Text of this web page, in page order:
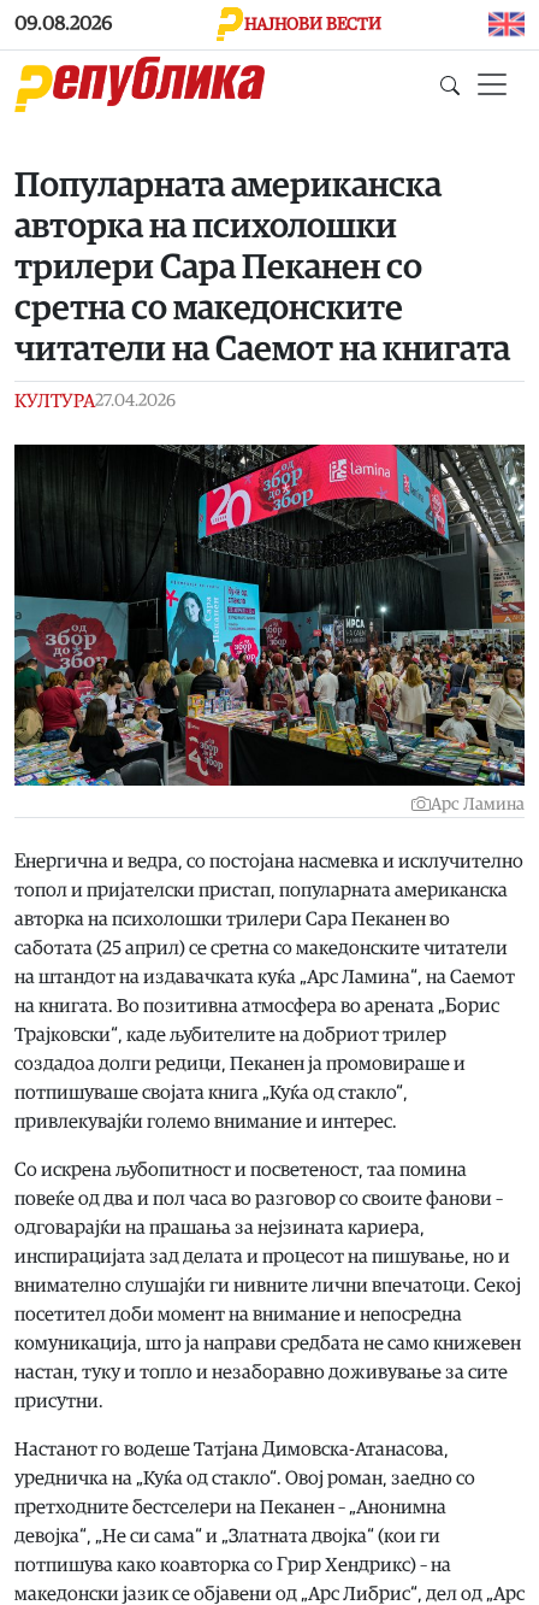
Skip to main content
09.08.2026 НАЈНОВИ ВЕСТИ
Популарната американска
авторка на психолошки
трилери Сара Пеканен со
сретна со македонските
читатели на Саемот на книгата
КУЛТУРА27.04.2026
Арс Ламина
Енергична и ведра, со постојана насмевка и исклучително
топол и пријателски пристап, популарната американска
авторка на психолошки трилери Сара Пеканен во
саботата (25 април) се сретна со македонските читатели
на штандот на издавачката куќа „Арс Ламина“, на Саемот
на книгата. Во позитивна атмосфера во арената „Борис
Трајковски“, каде љубителите на добриот трилер
создадоа долги редици, Пеканен ја промовираше и
потпишуваше својата книга „Куќа од стакло“,
привлекувајќи големо внимание и интерес.
Со искрена љубопитност и посветеност, таа помина
повеќе од два и пол часа во разговор со своите фанови –
одговарајќи на прашања за нејзината кариера,
инспирацијата зад делата и процесот на пишување, но и
внимателно слушајќи ги нивните лични впечатоци. Секој
посетител доби момент на внимание и непосредна
комуникација, што ја направи средбата не само книжевен
настан, туку и топло и незаборавно доживување за сите
присутни.
Настанот го водеше Татјана Димовска-Атанасова,
уредничка на „Куќа од стакло“. Овој роман, заедно со
претходните бестселери на Пеканен – „Анонимна
девојка“, „Не си сама“ и „Златната двојка“ (кои ги
потпишува како коавторка со Грир Хендрикс) – на
македонски јазик се објавени од „Арс Либрис“, дел од „Арс